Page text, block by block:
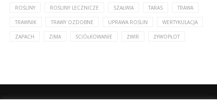
ROŚLINY ROŚLINY LECZNICZE SZAŁWIA TARAS TRAWA
TRAWNIK TRAWY OZDOBNE UPRAWA ROŚLIN WERTYKULACJA
ZAPACH ZIMA ŚCIÓŁKOWANIE ŻWIR ŻYWOPŁOT